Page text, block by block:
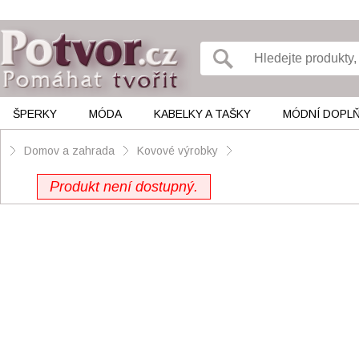
ŠPERKY MÓDA KABELKY A TAŠKY MÓDNÍ
Domov a zahrada Kovové výrobky
Produkt není dostupný.